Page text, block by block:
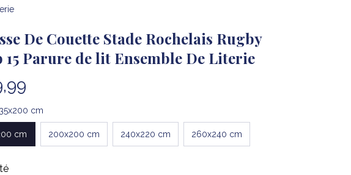
De Couette Stade Rochelais Rugby
15 Parure de lit Ensemble De Literie
cm
cm 200x200 cm 240x220 cm 260x240 cm